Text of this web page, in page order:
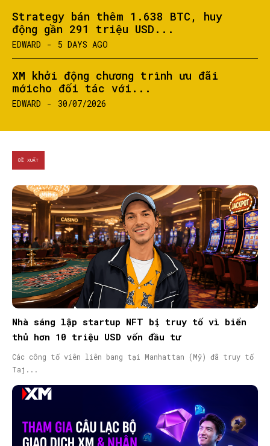
Strategy bán thêm 1.638 BTC, huy
động gần 291 triệu USD...
EDWARD - 5 DAYS AGO
XM khởi động chương trình ưu đãi
mớicho đối tác với...
EDWARD - 30/07/2026
ĐỀ XUẤT
Nhà sáng lập startup NFT bị truy tố vì biển
thủ hơn 10 triệu USD vốn đầu tư
Các công tố viên liên bang tại Manhattan (Mỹ) đã truy tố
Taj...